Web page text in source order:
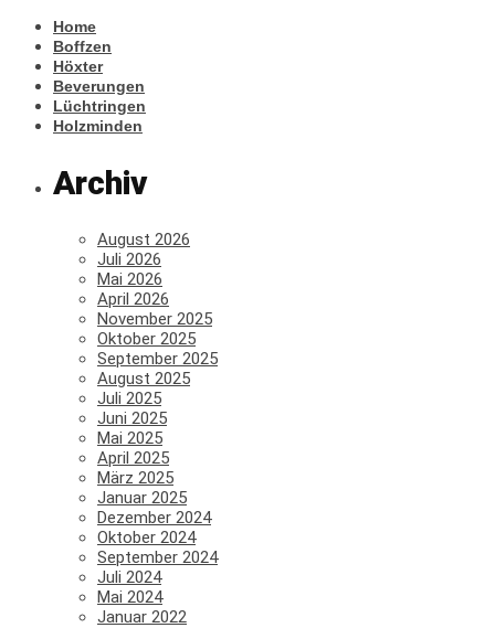
Home
Boffzen
Höxter
Beverungen
Lüchtringen
Holzminden
Archiv
August 2026
Juli 2026
Mai 2026
April 2026
November 2025
Oktober 2025
September 2025
August 2025
Juli 2025
Juni 2025
Mai 2025
April 2025
März 2025
Januar 2025
Dezember 2024
Oktober 2024
September 2024
Juli 2024
Mai 2024
Januar 2022